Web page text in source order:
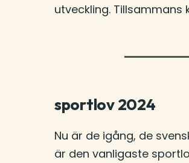
utveckling.
sportlov 2024
Nu är de igång, de
är den vanligaste